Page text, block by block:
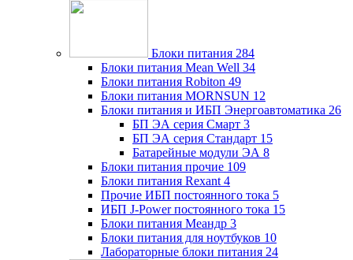
Блоки питания 284
Блоки питания Mean Well 34
Блоки питания Robiton 49
Блоки питания MORNSUN 12
Блоки питания и ИБП Энергоавтоматика 26
БП ЭА серия Смарт 3
БП ЭА серия Стандарт 15
Батарейные модули ЭА 8
Блоки питания прочие 109
Блоки питания Rexant 4
Прочие ИБП постоянного тока 5
ИБП J-Power постоянного тока 15
Блоки питания Меандр 3
Блоки питания для ноутбуков 10
Лабораторные блоки питания 24